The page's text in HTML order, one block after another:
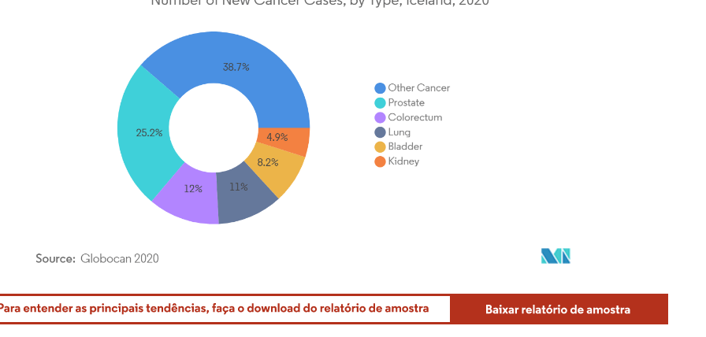
Intelligence. O reuso requer atribuição conforme CC BY 4.0.